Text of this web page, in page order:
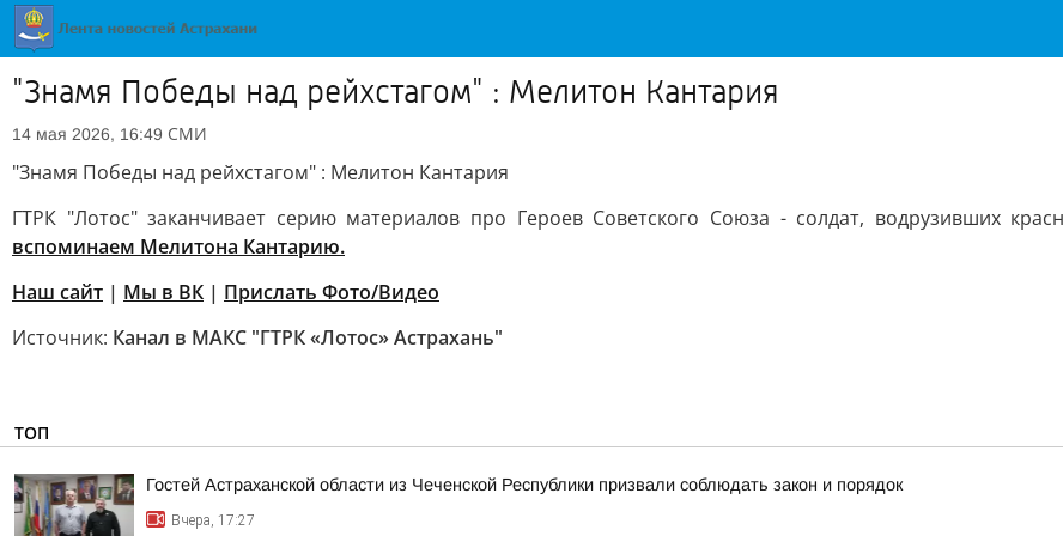
"Знамя Победы над рейхстагом" : Мелитон Кантария
14 мая 2026, 16:49 СМИ
"Знамя Победы над рейхстагом" : Мелитон Кантария
ГТРК "Лотос" заканчивает серию материалов про Героев Советского Союза - солдат, водрузивших
вспоминаем Мелитона Кантарию.
Наш сайт | Мы в ВК | Прислать Фото/Видео
Источник: Канал в МАКС "ГТРК «Лотос» Астрахань"
ТОП
Гостей Астраханской области из Чеченской Республики призвали соблюдать закон и порядок
Вчера, 17:27